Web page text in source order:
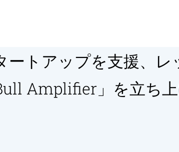
ートアップを支援、レ
Amplifier」を立ち